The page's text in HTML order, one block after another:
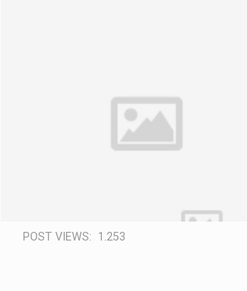
POST VIEWS: 1.253